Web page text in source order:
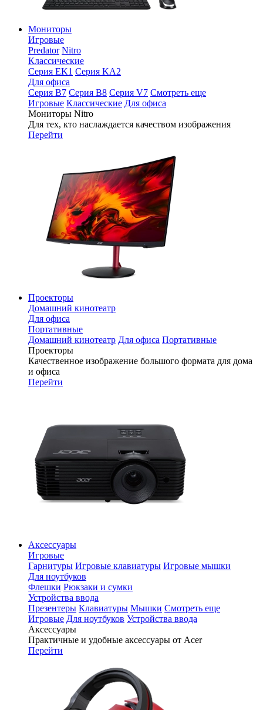
Мониторы
Игровые
Predator Nitro
Классические
Серия EK1 Серия KA2
Для офиса
Серия B7 Серия B8 Серия V7 Смотреть еще
Игровые Классические Для офиса
Мониторы Nitro
Для тех, кто наслаждается качеством изображения
Перейти
Проекторы
Домашний кинотеатр
Для офиса
Портативные
Домашний кинотеатр Для офиса Портативные
Проекторы
Качественное изображение большого формата для дома
и офиса
Перейти
Аксессуары
Игровые
Гарнитуры Игровые клавиатуры Игровые мышки
Для ноутбуков
Флешки Рюкзаки и сумки
Устройства ввода
Презентеры Клавиатуры Мышки Смотреть еще
Игровые Для ноутбуков Устройства ввода
Аксессуары
Практичные и удобные аксессуары от Acer
Перейти